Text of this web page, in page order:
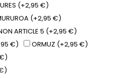
(+2,95 €)
(+2,95 €)
ARTICLE 5 (+2,95 €)
€)
ORMUZ (+2,95 €)